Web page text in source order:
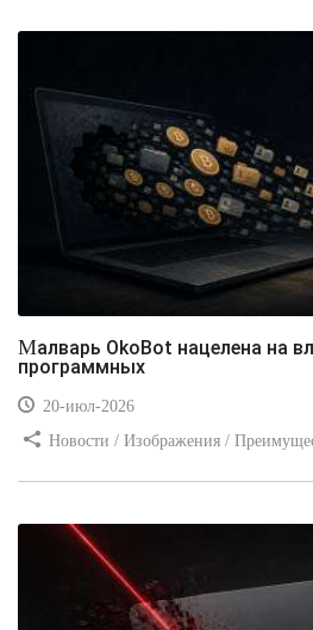
Малварь OkoBot нацелена на владельцев
программных
20-июл-2026
Новости / Изображения /